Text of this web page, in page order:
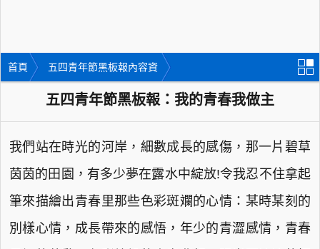
首頁 五四青年節黑板報內容資
料
五四青年節黑板報：我的青春我做主
我們站在時光的河岸，細數成長的感傷，那一片碧草
茵茵的田園，有多少夢在露水中綻放!令我忍不住拿起
筆來描繪出青春里那些色彩斑斕的心情：某時某刻的
別樣心情，成長帶來的感悟，年少的青澀感情，青春